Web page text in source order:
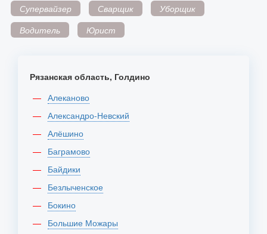
Супервайзер
Сварщик
Уборщик
Водитель
Юрист
Рязанская область, Голдино
Алеканово
Александро-Невский
Алёшино
Баграмово
Байдики
Безлыченское
Бокино
Большие Можары